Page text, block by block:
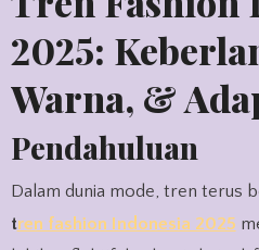
2025:
Warna, &
Pendahuluan
Dalam dunia mode, tren terus
tren fashion Indonesia 2025